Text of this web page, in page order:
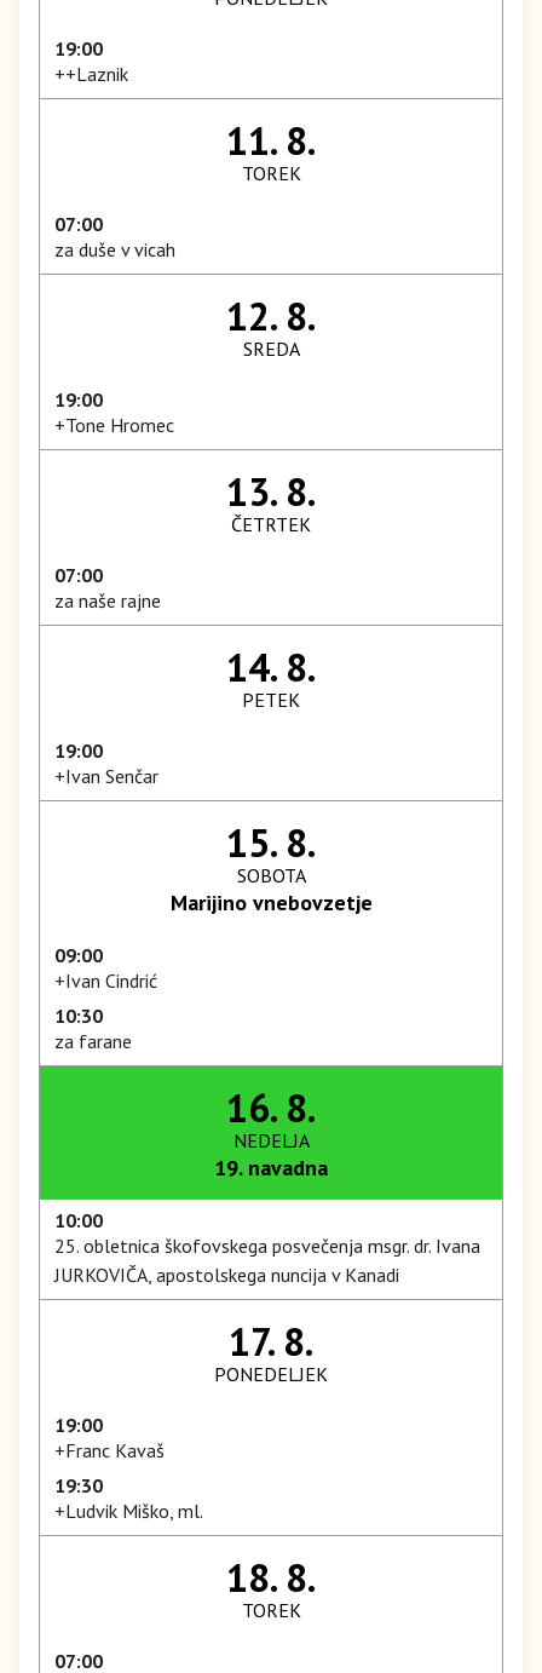
19:00
++Laznik
11. 8.
TOREK
07:00
za duše v vicah
12. 8.
SREDA
19:00
+Tone Hromec
13. 8.
ČETRTEK
07:00
za naše rajne
14. 8.
PETEK
19:00
+Ivan Senčar
15. 8.
SOBOTA
Marijino vnebovzetje
09:00
+Ivan Cindrić
10:30
za farane
16. 8.
NEDELJA
19. navadna
10:00
25. obletnica škofovskega posvečenja msgr. dr. Ivana
JURKOVIČA, apostolskega nuncija v Kanadi
17. 8.
PONEDELJEK
19:00
+Franc Kavaš
19:30
+Ludvik Miško, ml.
18. 8.
TOREK
07:00